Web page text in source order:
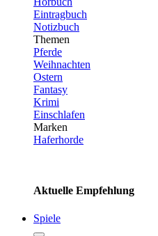
Eintragbuch
Notizbuch
Themen
Pferde
Weihnachten
Ostern
Fantasy
Krimi
Einschlafen
Marken
Haferhorde
Aktuelle Empfehlung
Spiele